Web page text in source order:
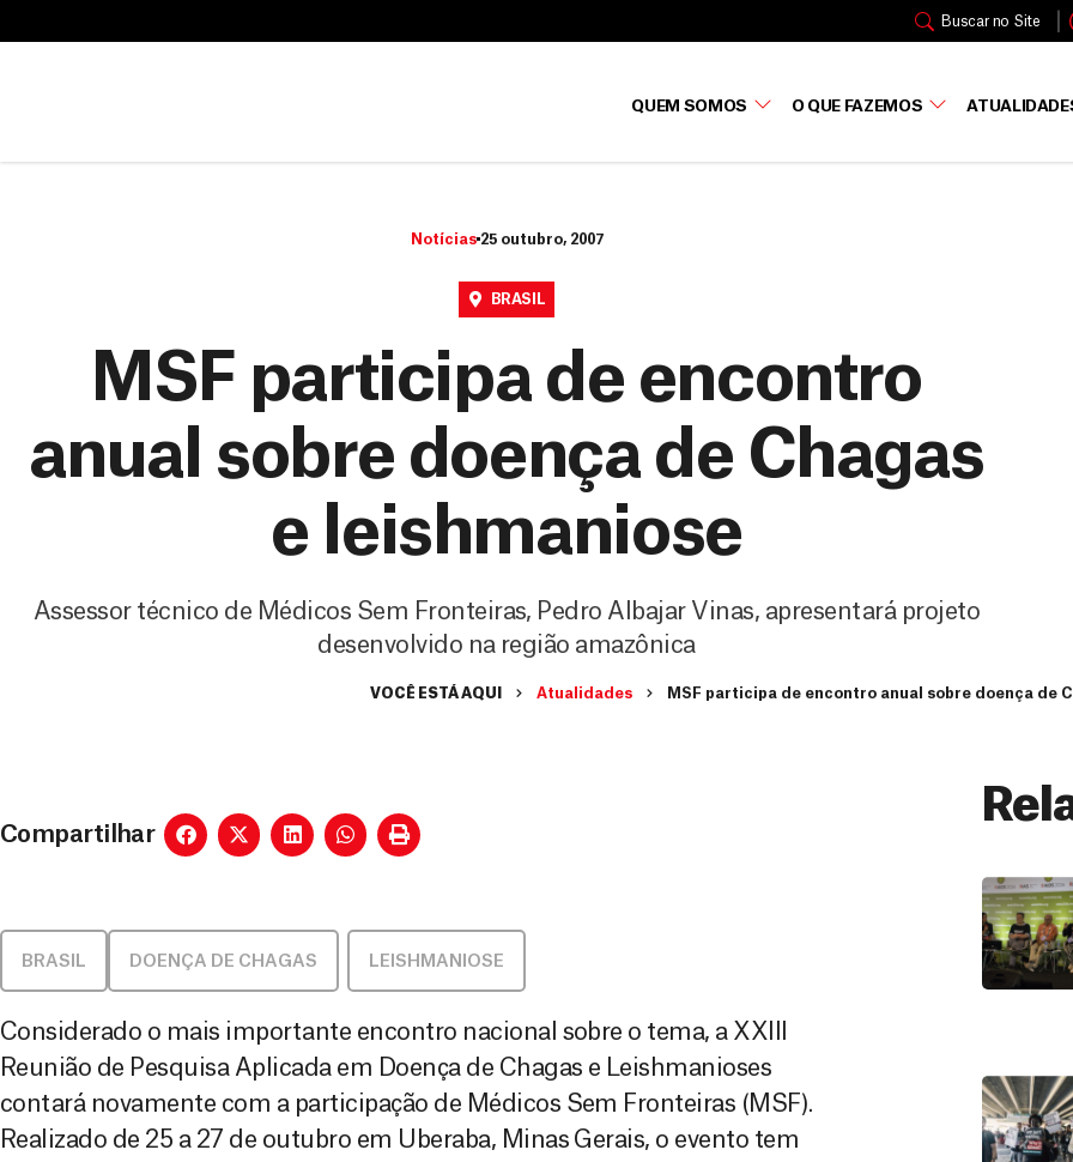
Buscar no Site
QUEM SOMOS O QUE FAZEMOS
c
Notícias 25 outubro, 2007
BRASIL
MSF participa de encontro
anual sobre doença de Chagas
e leishmaniose
Assessor técnico de Médicos Sem Fronteiras, Pedro Albajar Vinas, apresentará projeto
desenvolvido na região amazônica
VOCÊ ESTÁ AQUI Atualidades MSF participa de encontro anual sobre doença de
Compartilhar
BRASIL DOENÇA DE CHAGAS LEISHMANIOSE
Considerado o mais importante encontro nacional sobre o tema, a XXIII
Reunião de Pesquisa Aplicada em Doença de Chagas e Leishmanioses
contará novamente com a participação de Médicos Sem Fronteiras (MSF).
Realizado de 25 a 27 de outubro em Uberaba, Minas Gerais, o evento tem
a